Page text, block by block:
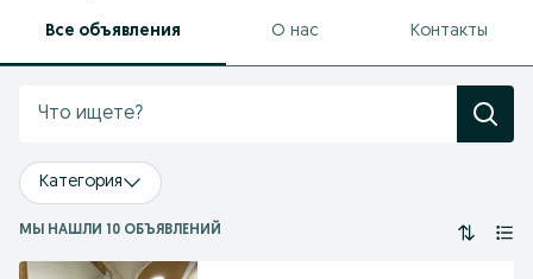
Все объявления О нас Контакты
Категория
МЫ НАШЛИ 10 ОБЪЯВЛЕНИЙ